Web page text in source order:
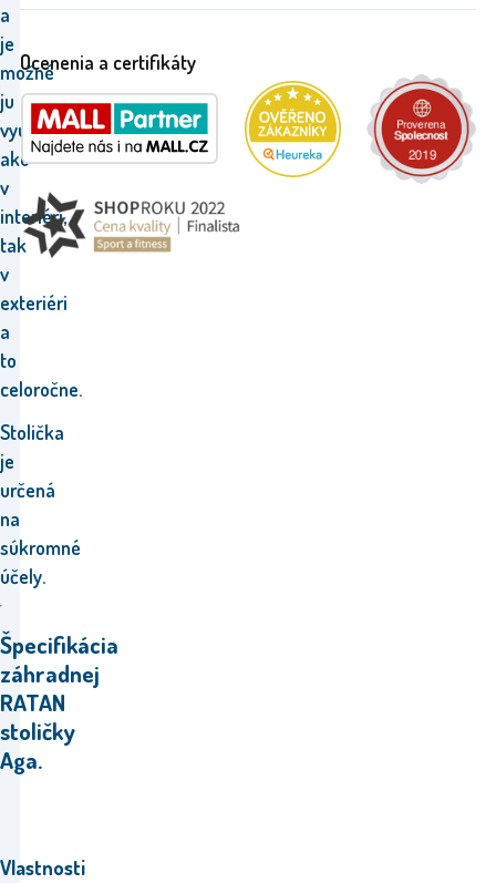
a
je
možné
ju
využívať
ako
v
interiéri,
tak
v
exteriéri
a
to
celoročne.
Stolička
je
určená
na
súkromné
účely.
Špecifikácia
záhradnej
RATAN
stoličky
Aga.
Vlastnosti
Ocenenia a certifikáty